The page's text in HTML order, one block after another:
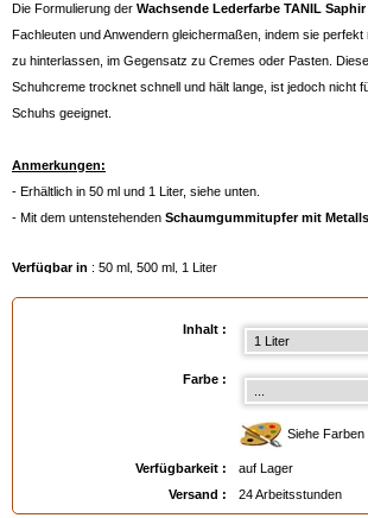
Die Formulierung der Wachsende Lederfarbe TANIL Saphir
Fachleuten und Anwendern gleichermaßen, indem sie
zu hinterlassen, im Gegensatz zu Cremes oder Pasten.
Schuhcreme trocknet schnell und hält lange, ist jedoch nicht
Schuhs geeignet.
Anmerkungen:
- Erhältlich in 50 ml und 1 Liter, siehe unten.
- Mit dem untenstehenden Schaumgummitupfer mit
Verfügbar in : 50 ml, 500 ml, 1 Liter
Inhalt :
Farbe :
Siehe Farben
Verfügbarkeit :
auf Lager
Versand :
24 Arbeitsstunden